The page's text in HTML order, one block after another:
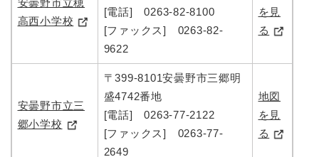
高西小学校
[電話] 0263-82-8100
[ファックス] 0263-82-
9622
を見
る
安曇野市立三
郷小学校
〒399-8101安曇野市三郷明
盛4742番地
[電話] 0263-77-2122
[ファックス] 0263-77-
2649
地図
を見
る